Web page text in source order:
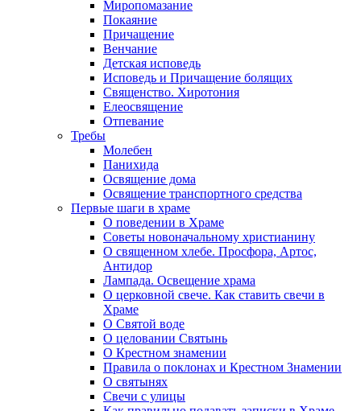
Миропомазание
Покаяние
Причащение
Венчание
Детская исповедь
Исповедь и Причащение болящих
Священство. Хиротония
Елеосвящение
Отпевание
Требы
Молебен
Панихида
Освящение дома
Освящение транспортного средства
Первые шаги в храме
О поведении в Храме
Советы новоначальному христианину
О священном хлебе. Просфора, Артос,
Антидор
Лампада. Освещение храма
О церковной свече. Как ставить свечи в
Храме
О Святой воде
О целовании Святынь
О Крестном знамении
Правила о поклонах и Крестном Знамении
О святынях
Свечи с улицы